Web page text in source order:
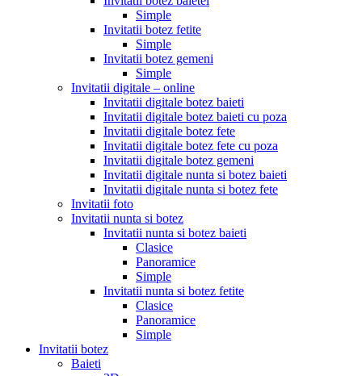
Simple
Invitatii botez fetite
Simple
Invitatii botez gemeni
Simple
Invitatii digitale – online
Invitatii digitale botez baieti
Invitatii digitale botez baieti cu poza
Invitatii digitale botez fete
Invitatii digitale botez fete cu poza
Invitatii digitale botez gemeni
Invitatii digitale nunta si botez baieti
Invitatii digitale nunta si botez fete
Invitatii foto
Invitatii nunta si botez
Invitatii nunta si botez baieti
Clasice
Panoramice
Simple
Invitatii nunta si botez fetite
Clasice
Panoramice
Simple
Invitatii botez
Baieti